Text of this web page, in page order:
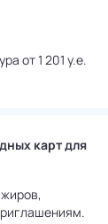
от 1 201 у.е.
карт для